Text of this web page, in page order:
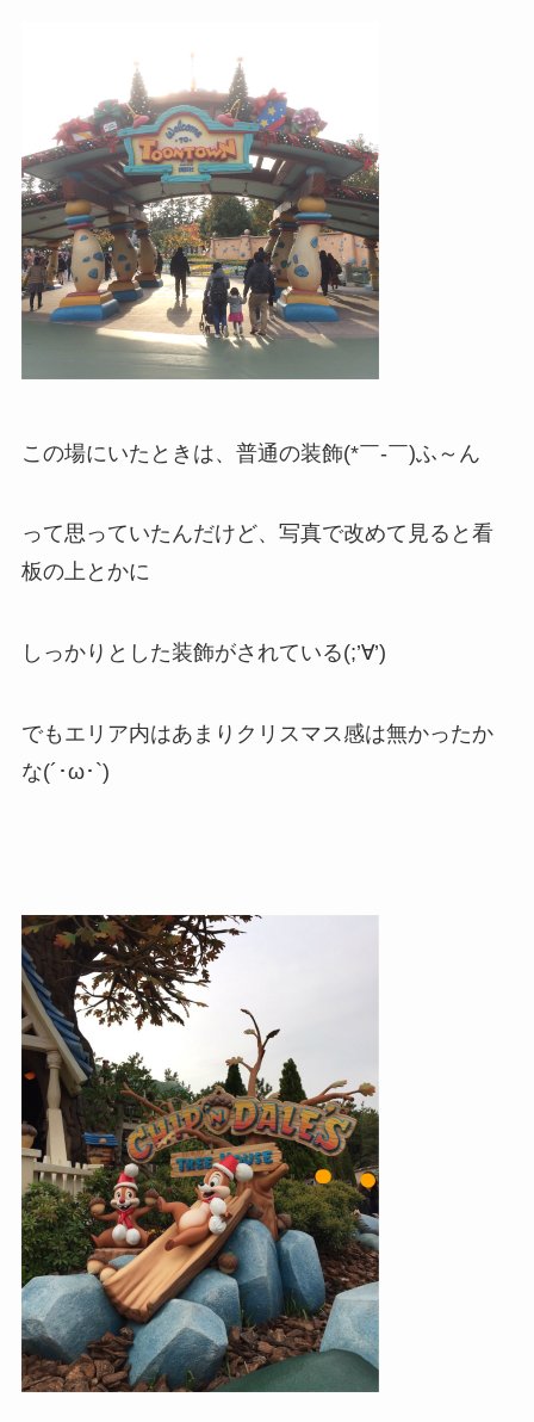
この場にいたときは、普通の装飾(*￣-￣)ふ～ん
って思っていたんだけど、写真で改めて見ると看
板の上とかに
しっかりとした装飾がされている(;’∀’)
でもエリア内はあまりクリスマス感は無かったか
な(´･ω･`)